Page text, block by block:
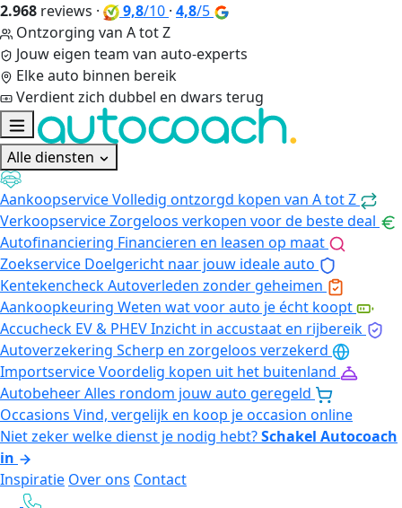
2.968 reviews · 9,8/10 · 4,8/5
Ontzorging van A tot Z
Jouw eigen team van auto-experts
Elke auto binnen bereik
Verdient zich dubbel en dwars terug
Alle diensten
AankoopserviceVolledig ontzorgd kopen van A tot Z
VerkoopserviceZorgeloos verkopen voor de beste deal
Autofinanciering Financieren en leasen op maat
Zoekservice Doelgericht naar jouw ideale auto
KentekencheckAutoverleden zonder geheimen
Aankoopkeuring Weten wat voor auto je écht koopt
Accucheck EV & PHEVInzicht in accustaat en rijbereik
Autoverzekering Scherp en zorgeloos verzekerd
ImportserviceVoordelig kopen uit het buitenland
AutobeheerAlles rondom jouw auto geregeld
Occasions Vind, vergelijk en koop je occasion online
Niet zeker welke dienst je nodig hebt?Schakel Autocoach
in
Inspiratie Over ons Contact